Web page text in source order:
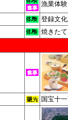
漁業体
登録文
焼きた
国宝十